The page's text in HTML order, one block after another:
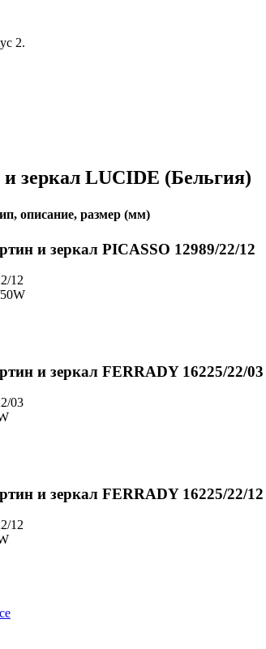
2.
зеркал LUCIDE (Бельгия)
описание, размер (мм)
и зеркал PICASSO 12989/22/12
12
и зеркал FERRADY 16225/22/03
03
и зеркал FERRADY 16225/22/12
12